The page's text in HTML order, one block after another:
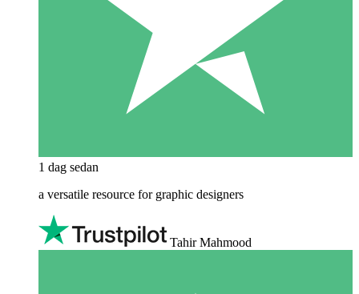
1 dag sedan
a versatile resource for graphic designers
Tahir Mahmood